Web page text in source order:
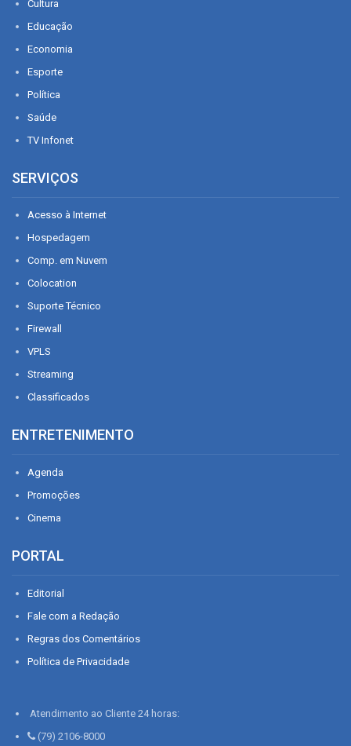
Cultura
Educação
Economia
Esporte
Política
Saúde
TV Infonet
SERVIÇOS
Acesso à Internet
Hospedagem
Comp. em Nuvem
Colocation
Suporte Técnico
Firewall
VPLS
Streaming
Classificados
ENTRETENIMENTO
Agenda
Promoções
Cinema
PORTAL
Editorial
Fale com a Redação
Regras dos Comentários
Política de Privacidade
Atendimento ao Cliente 24 horas:
(79) 2106-8000